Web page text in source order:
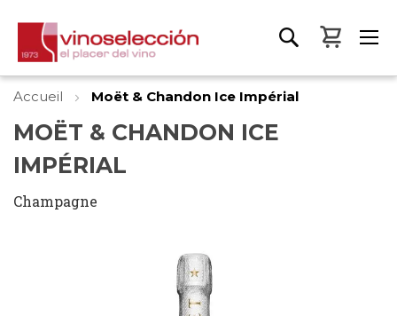
Mon
Accueil Moët & Chandon Ice Impérial
MOËT & CHANDON ICE
IMPÉRIAL
Champagne